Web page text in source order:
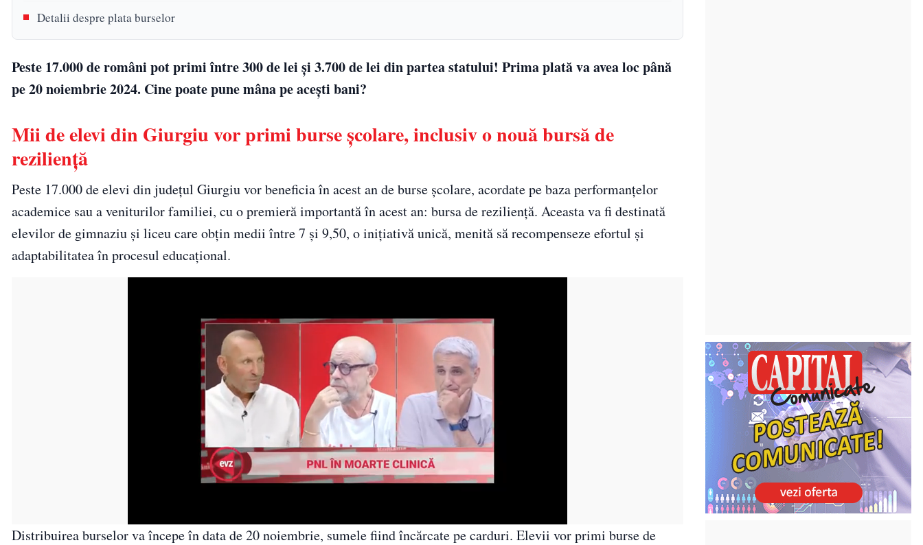
Detalii despre plata burselor
Peste 17.000 de români pot primi între 300 de lei și 3.700 de lei din partea statului! Prima plată va avea loc până
pe 20 noiembrie 2024. Cine poate pune mâna pe acești bani?
Mii de elevi din Giurgiu vor primi burse școlare, inclusiv o nouă bursă de
reziliență
Peste 17.000 de elevi din județul Giurgiu vor beneficia în acest an de burse școlare, acordate pe baza performanțelor
academice sau a veniturilor familiei, cu o premieră importantă în acest an: bursa de reziliență. Aceasta va fi destinată
elevilor de gimnaziu și liceu care obțin medii între 7 și 9,50, o inițiativă unică, menită să recompenseze efortul și
adaptabilitatea în procesul educațional.
Distribuirea burselor va începe în data de 20 noiembrie, sumele fiind încărcate pe carduri. Elevii vor primi burse de